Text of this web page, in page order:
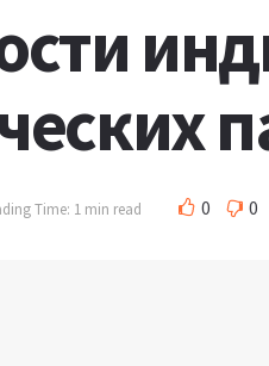
Time: 1 min read 0 0